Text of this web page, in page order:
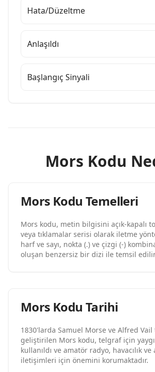
Hata/Düzeltme
Anlaşıldı
Başlangıç Sinyali
Mors Kodu
Mors Kodu Temelleri
Mors kodu, metin bilgisini açık-kapalı
veya tıklamalar serisi olarak iletme
harf ve sayı, nokta (.) ve çizgi (-)
oluşan benzersiz bir dizi ile temsil
Mors Kodu Tarihi
1830'larda Samuel Morse ve Alfred Vail
geliştirilen Mors kodu, telgraf için
kullanıldı ve amatör radyo, havacılık
iletişimleri için önemini korumaktadır.